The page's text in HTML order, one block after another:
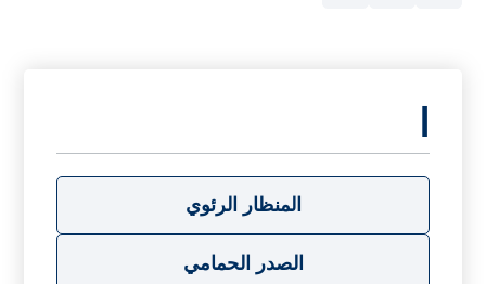
المنظار الرئوي
الصدر الحمامي